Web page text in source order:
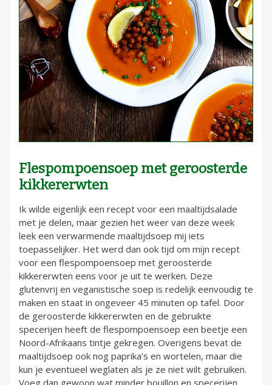
Flespompoensoep met geroosterde
kikkererwten
Ik wilde eigenlijk een recept voor een maaltijdsalade
met je delen, maar gezien het weer van deze week
leek een verwarmende maaltijdsoep mij iets
toepasselijker. Het werd dan ook tijd om mijn recept
voor een flespompoensoep met geroosterde
kikkererwten eens voor je uit te werken. Deze
glutenvrij en veganistische soep is redelijk eenvoudig te
maken en staat in ongeveer 45 minuten op tafel. Door
de geroosterde kikkererwten en de gebruikte
specerijen heeft de flespompoensoep een beetje een
Noord-Afrikaans tintje gekregen. Overigens bevat de
maaltijdsoep ook nog paprika’s en wortelen, maar die
kun je eventueel weglaten als je ze niet wilt gebruiken.